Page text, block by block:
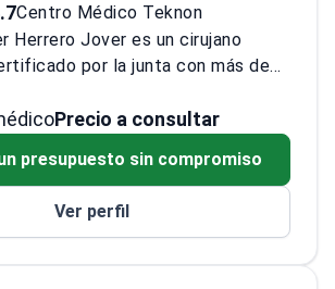
Centro Médico Teknon
Herrero Jover es un cirujano
por la junta con más de
experiencia que se especializa en
de senos, cirugía de
Es fundador y director
y es presidente del Instituto
Precio a consultar
presupuesto sin compromiso
Ver perfil